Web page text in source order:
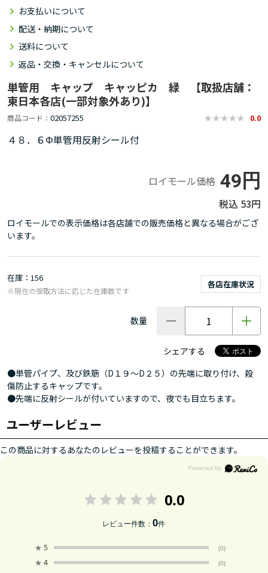
お支払いについて
配送・納期について
送料について
返品・交換・キャンセルについて
単管用 キャップ キャッピカ 緑 【取扱店舗：
東日本各店(一部対象外あり)】
商品コード 02057255 0.0
４８．６Φ単管用反射シール付
ロイモール価格 49円
53円
ロイモールでの表示価格は各店舗での販売価格と異なる場合がござ
います。
在庫 156
各店在庫状況
※現在の受取方法に応じた在庫数です
数量
シェアする
●単管パイプ、及び鉄筋（D１９～D２５）の先端に取り付け、殺
傷防止するキャップです。
●先端に反射シールが付いていますので、夜でも目立ちます。
ユーザーレビュー
この商品に対するあなたのレビューを投稿することができます。
0.0
レビュー件数：0件
★ 5 (0)
★ 4 (0)